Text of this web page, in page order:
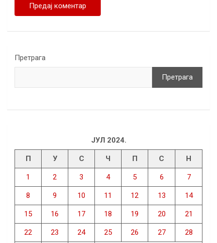
Претрага
Претрага
ЈУЛ 2024.
П У С Ч П С Н
1 2 3 4 5 6 7
8 9 10 11 12 13 14
15 16 17 18 19 20 21
22 23 24 25 26 27 28